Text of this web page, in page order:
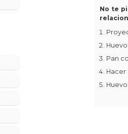
No te
Pan
Hacer